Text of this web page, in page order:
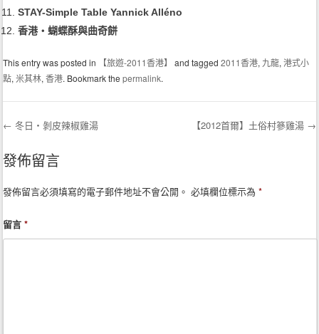
STAY-Simple Table Yannick Alléno
香港‧蝴蝶酥與曲奇餅
This entry was posted in 【旅遊-2011香港】 and tagged2011香港, 九龍,港式小
點,米其林,香港. Bookmark thepermalink.
Post navigation
← 冬日‧剝皮辣椒雞湯 【2012首爾】土俗村篸雞湯 →
發佈留言
發佈留言必須填寫的電子郵件地址不會公開。 必填欄位標示為*
留言*